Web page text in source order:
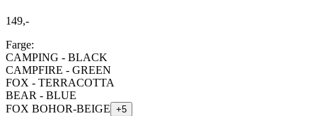
149,-
Farge:
CAMPING - BLACK
CAMPFIRE - GREEN
FOX - TERRACOTTA
BEAR - BLUE
FOX BOHOR-BEIGE +5